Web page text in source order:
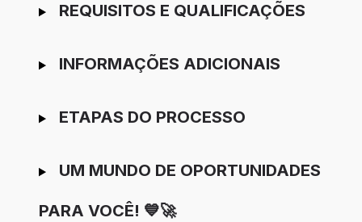
REQUISITOS E QUALIFICAÇÕES
INFORMAÇÕES ADICIONAIS
ETAPAS DO PROCESSO
UM MUNDO DE OPORTUNIDADES
PARA VOCÊ! 💙🚀